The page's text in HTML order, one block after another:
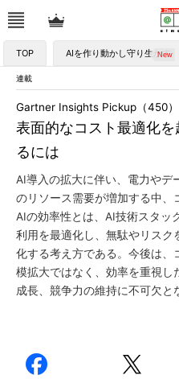
TOP AIを作り動かし守り生かす
連載
表面的なコスト最適化
るには
Gartner Insights Pickup（450）
AI導入の拡大に伴い、電力やデ
のリソース需要が増加する中、
AIの効率性とは、AI技術スタッ
利用を最適化し、無駄やリス
化する考え方である。今後は、
模拡大ではなく、効率を重視し
成長、競争力の維持に不可欠と